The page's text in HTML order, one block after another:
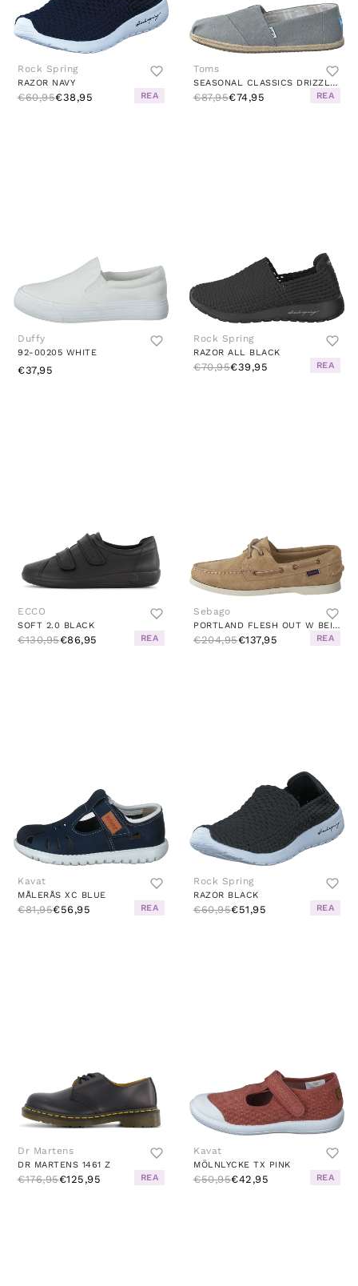
Rock Spring
RAZOR NAVY
€60,95€38,95 REA
Toms
SEASONAL CLASSICS DRIZZLE GREY WASHED CANVAS
€87,95€74,95 REA
Duffy
92-00205 WHITE
€37,95
Rock Spring
RAZOR ALL BLACK
€70,95€39,95 REA
ECCO
SOFT 2.0 BLACK
€130,95€86,95 REA
Sebago
PORTLAND FLESH OUT W BEIGE CAMEL
€204,95€137,95 REA
Kavat
MÅLERÅS XC BLUE
€81,95€56,95 REA
Rock Spring
RAZOR BLACK
€60,95€51,95 REA
Dr Martens
DR MARTENS 1461 Z
€176,95€125,95 REA
Kavat
MÖLNLYCKE TX PINK
€50,95€42,95 REA